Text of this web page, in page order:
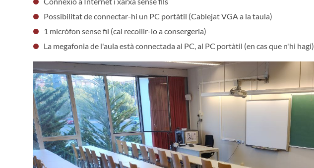
Possibilitat de connectar-hi un PC portàtil (Cablejat VGA a la taula)
1 micròfon sense fil (cal recollir-lo a consergeria)
La megafonia de l'aula està connectada al PC, al PC portàtil (en cas que n'hi hagi)